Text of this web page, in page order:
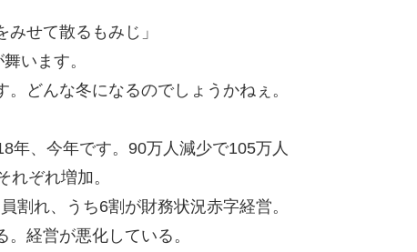
せて散るもみじ」
います。
どんな冬になるのでしょうかねぇ。
年、今年です。90万人減少で105万人
ぞれ増加。
割れ、うち6割が財務状況赤字経営。
経営が悪化している。